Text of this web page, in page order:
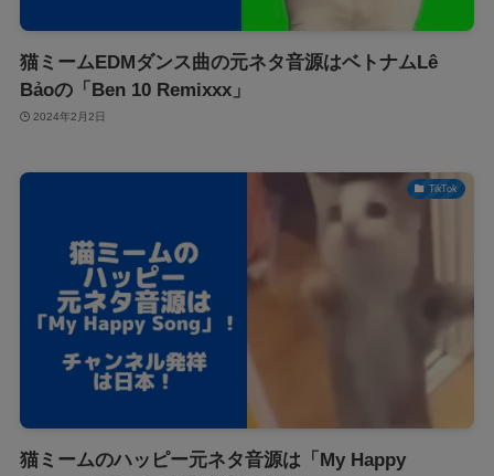
猫ミームEDMダンス曲の元ネタ音源はベトナムLê
Bảoの「Ben 10 Remixxx」
2024年2月2日
TikTok
猫ミームのハッピー元ネタ音源は「My Happy